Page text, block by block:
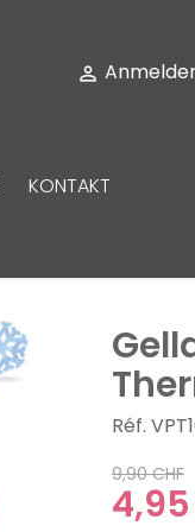

KONTAKT
Réf.
9,90 CHF
4,95